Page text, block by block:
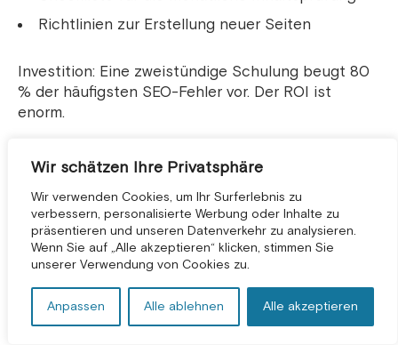
Wir schätzen Ihre Privatsphäre
Wir verwenden Cookies, um Ihr Surferlebnis zu
verbessern, personalisierte Werbung oder Inhalte zu
präsentieren und unseren Datenverkehr zu analysieren.
Wenn Sie auf „Alle akzeptieren“ klicken, stimmen Sie
unserer Verwendung von Cookies zu.
Anpassen Alle ablehnen Alle akzeptieren
KOSTENLOSE BERATUNG *
Richtlinien zur Erstellung neuer Seiten
Investition: Eine zweistündige Schulung beugt 80
% der häufigsten SEO-Fehler vor. Der ROI ist
enorm.
Was passiert, wenn Sie diese
Fehler beheben?
Sprechen wir über die tatsächlichen Ergebnisse.
Denn Theorie ist zwar schön und gut, aber Sie
wollen wissen, ob es in der Praxis funktioniert.
Fallstudie: Produktionsunternehmen